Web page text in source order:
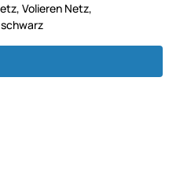
Volieren Netz,